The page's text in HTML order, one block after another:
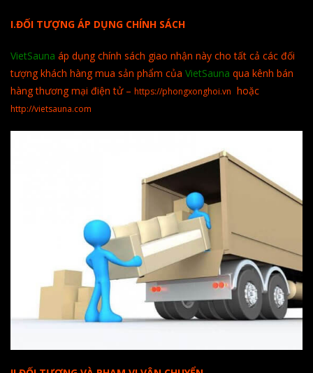
I.ĐỐI TƯỢNG ÁP DỤNG CHÍNH SÁCH
VietSauna áp dụng chính sách giao nhận này cho tất cả các đối
tượng khách hàng mua sản phẩm của VietSauna qua kênh bán
hàng thương mại điện tử – https://phongxonghoi.vn hoặc
http://vietsauna.com